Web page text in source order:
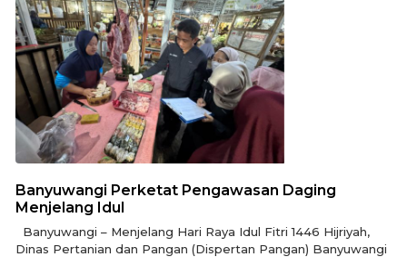
Banyuwangi Perketat Pengawasan Daging
Menjelang Idul
Banyuwangi – Menjelang Hari Raya Idul Fitri 1446 Hijriyah,
Dinas Pertanian dan Pangan (Dispertan Pangan) Banyuwangi